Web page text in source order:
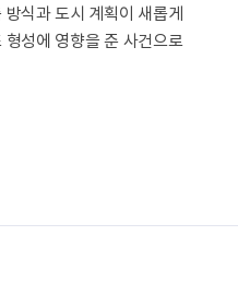
식과 도시 계획이 새롭게
성에 영향을 준 사건으로